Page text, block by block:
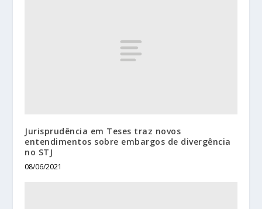
Jurisprudência em Teses traz novos
entendimentos sobre embargos de divergência
no STJ
08/06/2021